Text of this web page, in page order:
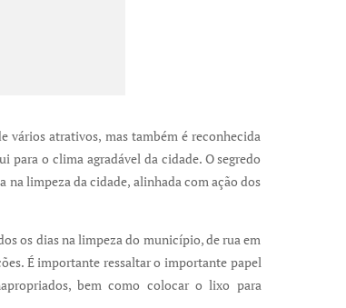
vários atrativos, mas também é reconhecida
para o clima agradável da cidade. O segredo
na limpeza da cidade, alinhada com ação dos
os dias na limpeza do município, de rua em
É importante ressaltar o importante papel
bem como colocar o lixo para